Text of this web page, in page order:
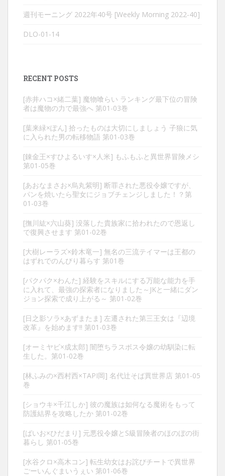
週刊モーニング 2022年40号 [Weekly Morning 2022-40]
DLO-01-14
RECENT POSTS
[赤井ハコ×緒二葉] 魔物喰らい ランキング最下位の冒険
者は魔物の力で最強へ 第01-03巻
[葉来緑×ぽん] 拾ったものは大切にしましょう 子狼に気
に入られた男の転移物語 第01-03巻
[錬金王×すひよるいす×人米] もふもふと異世界冒険メシ
第01-05巻
[あおなまさお×烏丸紫明] 断罪された悪役令嬢ですが、
パンを焼いたら聖女にジョブチェンジしました！？第
01-03巻
[撫川紘×六山葵] 没落した貴族家に拾われたので恩返し
で復興させます 第01-02巻
[大樹レーラズ×鈴木竜一] 無名の三流テイマーは王都の
はずれでのんびり暮らす 第01巻
[パクパク×わんた] 経験をスキルにする万能な能力を手
に入れて、最強の探索者になりました～JKと一緒にダン
ジョン探索で成り上がる～ 第01-02巻
[日之影ソラ×あずまたま] 左遷された第三王女は『辺境
改革』を始めます!! 第01-03巻
[オーミヤビ×成太郎] 闇堕ちラスボス令嬢の幼馴染に転
生した。第01-02巻
[林ふみの×西村西×TAPI岡] 名代辻そば異世界店 第01-05
巻
[ショウキ×千江しか] 彼の魔族は如何なる魔術をもって
防護結界を攻略したか 第01-02巻
[ばいお×ひだまり] 元悪役令嬢とS級冒険者のほのぼの街
暮らし 第01-05巻
[水谷クロ×高木コン] 転生幼女はお詫びチートで異世界
ごーいんぐまいうぇい 第01-06巻